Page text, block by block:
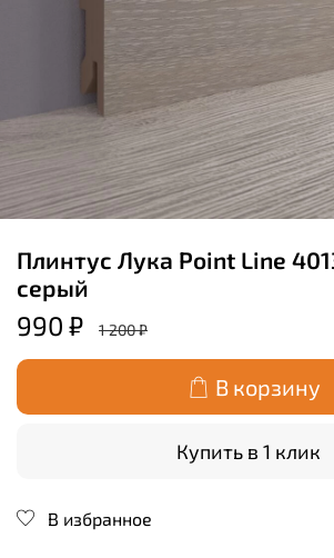
Плинтус Лука Point Line
серый
990 ₽ 1 200 ₽
В корзину
Купить в 1 клик
В избранное